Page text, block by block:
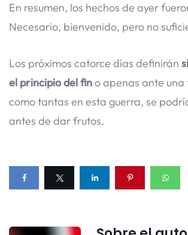
En resumen, los hechos de ayer
Necesario, bienvenido, pero no
Los próximos catorce días definirán
el principio del fino apenas ante una
como tantas en esta guerra, se
antes de dar frutos.